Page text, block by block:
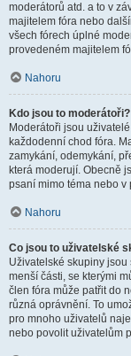
moderátorů atd. a to v
majitelem fóra nebo
všech fórech úplné
provedeném majitelem
Nahoru
Kdo jsou to moderátoři?
Moderátoři jsou
každodenní chod fóra.
zamykání, odemykání,
která moderují. Obecně
psaní mimo téma nebo
Nahoru
Co jsou to uživatelské
Uživatelské skupiny
menší části, se kterými
člen fóra může patřit do
různá oprávnění. To
pro mnoho uživatelů
nebo povolit uživatelům